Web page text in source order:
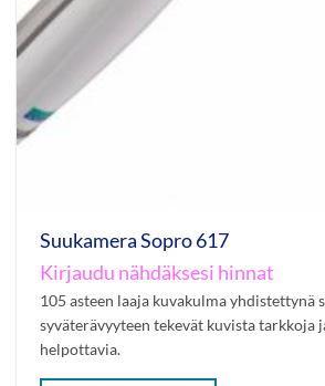
Suukamera Sopro 617
Kirjaudu nähdäksesi hinnat
105 asteen laaja kuvakulma yhdistettynä
syväterävyyteen tekevät kuvista tarkkoja
helpottavia.